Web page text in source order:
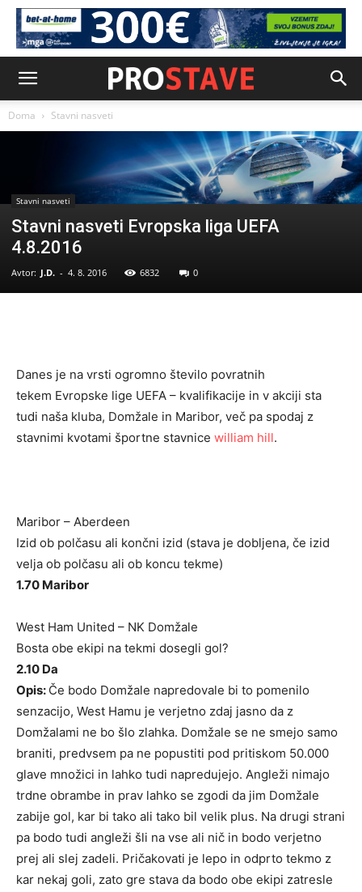
Doma Stavni nasveti
Stavni nasveti
Stavni nasveti Evropska liga UEFA
4.8.2016
Avtor: J.D. - 4. 8. 2016 6832 0
Danes je na vrsti ogromno število povratnih
tekem Evropske lige UEFA – kvalifikacije in v akciji sta
tudi naša kluba, Domžale in Maribor, več pa spodaj z
stavnimi kvotami športne stavnice william hill.
Maribor – Aberdeen
Izid ob polčasu ali končni izid (stava je dobljena, če izid
velja ob polčasu ali ob koncu tekme)
1.70 Maribor
West Ham United – NK Domžale
Bosta obe ekipi na tekmi dosegli gol?
2.10 Da
Opis: Če bodo Domžale napredovale bi to pomenilo
senzacijo, West Hamu je verjetno zdaj jasno da z
Domžalami ne bo šlo zlahka. Domžale se ne smejo samo
braniti, predvsem pa ne popustiti pod pritiskom 50.000
glave množici in lahko tudi napredujejo. Angleži nimajo
trdne obrambe in prav lahko se zgodi da jim Domžale
zabije gol, kar bi tako ali tako bil velik plus. Na drugi strani
pa bodo tudi angleži šli na vse ali nič in bodo verjetno
prej ali slej zadeli. Pričakovati je lepo in odprto tekmo z
kar nekaj goli, zato gre stava da bodo obe ekipi zatresle